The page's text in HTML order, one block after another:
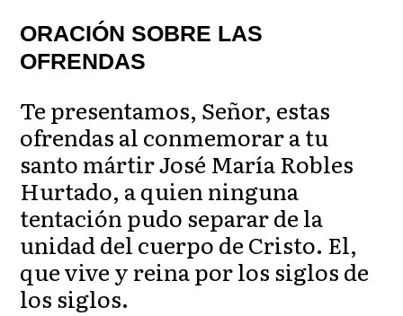
ORACIÓN SOBRE LAS
OFRENDAS
Te presentamos, Señor, estas
ofrendas al conmemorar a tu
santo mártir José María Robles
Hurtado, a quien ninguna
tentación pudo separar de la
unidad del cuerpo de Cristo. El,
que vive y reina por los siglos de
los siglos.